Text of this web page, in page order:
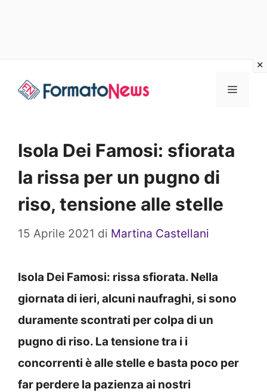
Menu
Isola Dei Famosi: sfiorata
la rissa per un pugno di
riso, tensione alle stelle
15 Aprile 2021 di Martina Castellani
Isola Dei Famosi: rissa sfiorata. Nella
giornata di ieri, alcuni naufraghi, si sono
duramente scontrati per colpa di un
pugno di riso. La tensione tra i i
concorrenti è alle stelle e basta poco per
far perdere la pazienza ai nostri